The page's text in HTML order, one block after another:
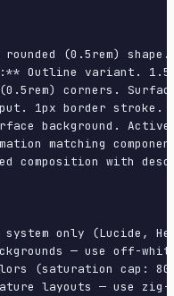
(0.5rem)
Outline variant.
corners.
1px border
background.
matching
composition with
only (Lucide,
— use off-
(saturation cap:
layouts — use zig-